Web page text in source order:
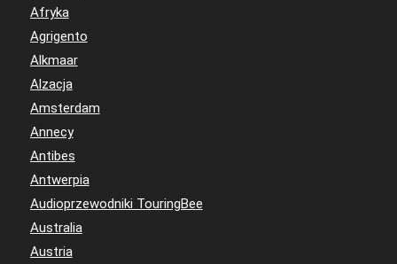
Afryka
Agrigento
Alkmaar
Alzacja
Amsterdam
Annecy
Antibes
Antwerpia
Audioprzewodniki TouringBee
Australia
Austria